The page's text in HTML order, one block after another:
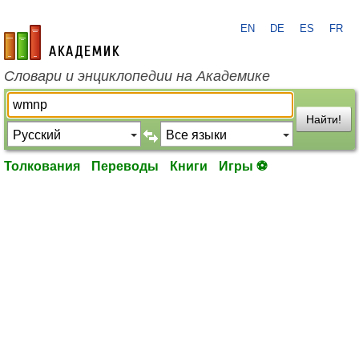
academic.ru
EN DE ES FR
Словари и энциклопедии на Академике
Найти!
Толкования Переводы Книги Игры ⚽